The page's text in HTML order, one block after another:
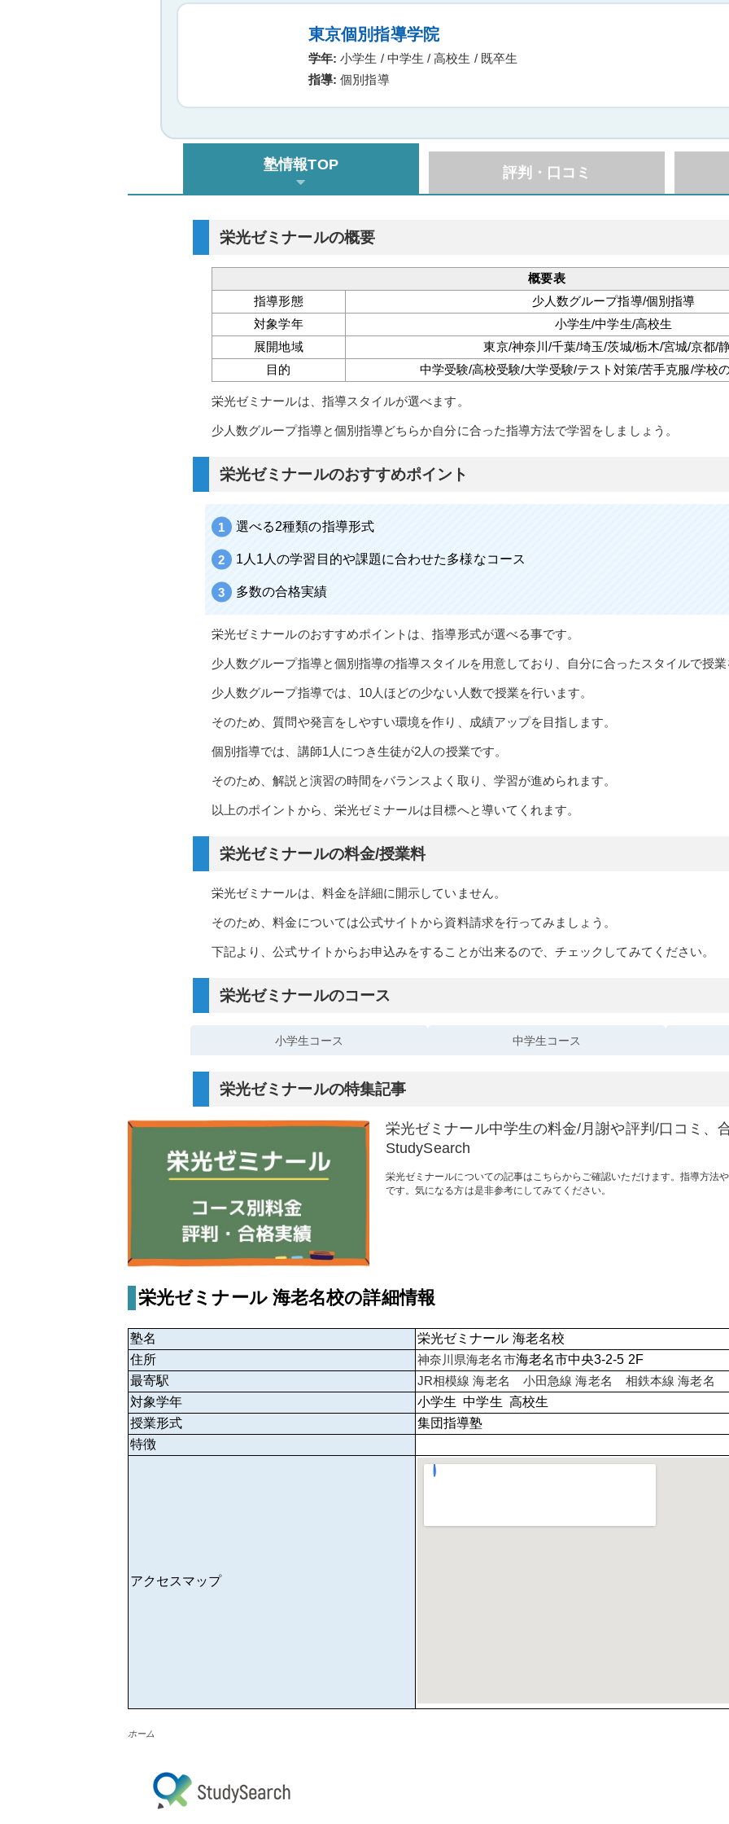
東京個別指導学院
学年: 小学生 / 中学生 / 高校生 / 既卒生
指導: 個別指導
塾情報TOP 評判・口コミ
栄光ゼミナールの概要
概要表
指導形態
少人数グループ指導/個別指導
対象学年
小学生/中学生/高校生
展開地域
東京/神奈川/千葉/埼玉/茨城/栃木/宮城/京都/
目的
中学受験/高校受験/大学受験/テスト対策/苦手克服/学校
栄光ゼミナールは、指導スタイルが選べます。
少人数グループ指導と個別指導どちらか自分に合った指導方法で学習をしましょう。
栄光ゼミナールのおすすめポイント
選べる2種類の指導形式
1人1人の学習目的や課題に合わせた多様なコース
多数の合格実績
栄光ゼミナールのおすすめポイントは、指導形式が選べる事です。
少人数グループ指導と個別指導の指導スタイルを用意しており、自分に合ったスタイルで授業
少人数グループ指導では、10人ほどの少ない人数で授業を行います。
そのため、質問や発言をしやすい環境を作り、成績アップを目指します。
個別指導では、講師1人につき生徒が2人の授業です。
そのため、解説と演習の時間をバランスよく取り、学習が進められます。
以上のポイントから、栄光ゼミナールは目標へと導いてくれます。
栄光ゼミナールの料金/授業料
栄光ゼミナールは、料金を詳細に開示していません。
そのため、料金については公式サイトから資料請求を行ってみましょう。
下記より、公式サイトからお申込みをすることが出来るので、チェックしてみてください。
栄光ゼミナールのコース
小学生コース 中学生コース
栄光ゼミナールの特集記事
栄光ゼミナール中学生の料金/月謝や評判/口コミ、
StudySearch
栄光ゼミナールについての記事はこちらからご確認いただけます。指導方法
です。気になる方は是非参考にしてみてください。
栄光ゼミナール 海老名校の詳細情報
塾名
栄光ゼミナール 海老名校
住所
神奈川県海老名市海老名市中央3-2-5 2F
最寄駅
JR相模線 海老名 小田急線 海老名 相鉄本線 海老名
対象学年
小学生 中学生 高校生
授業形式
集団指導塾
特徴
アクセスマップ
ホーム